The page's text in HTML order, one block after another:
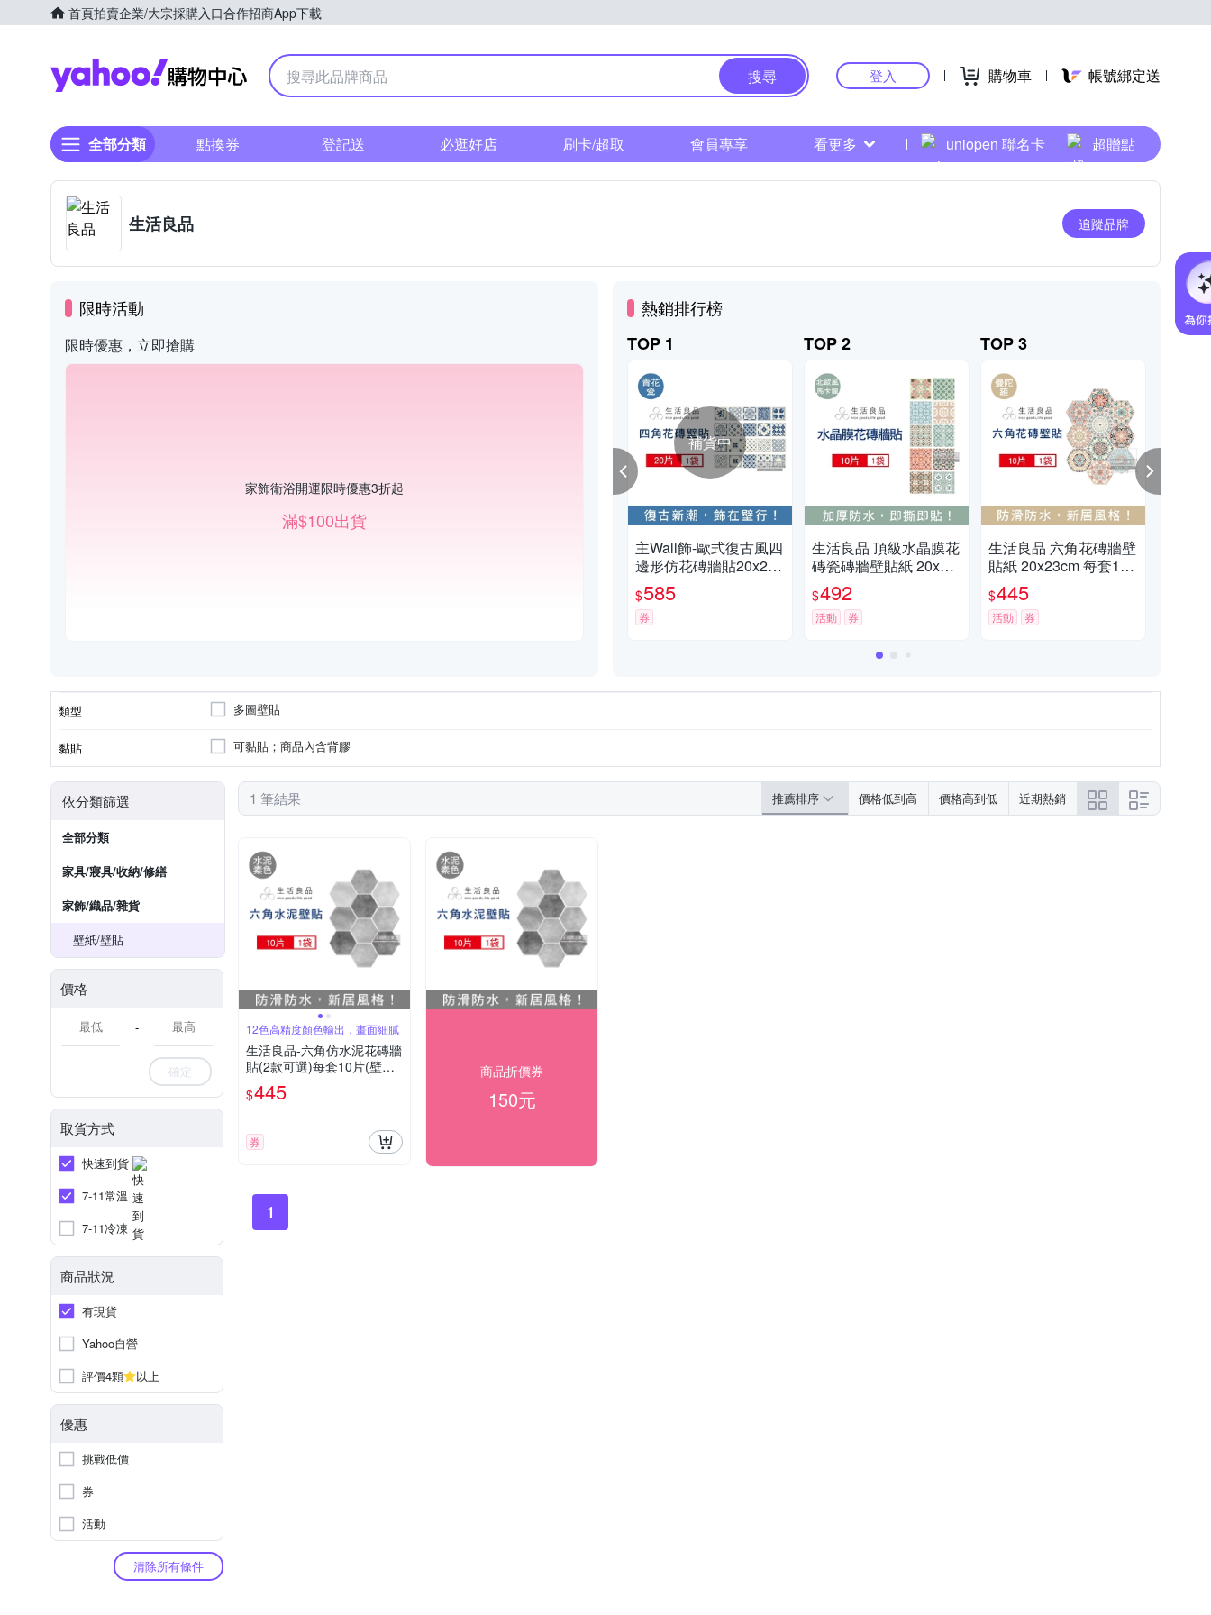
首頁拍賣企業/大宗採購入口合作招商App下載
Yahoo購物中心
搜尋 登入 購物車 帳號綁定送
全部分類 點換券 登記送 必逛好店 刷卡/超取 會員專享 看更多 uniopen 聯名卡 超贈點
生活良品 追蹤品牌
限時活動
限時優惠，立即搶購
家飾衛浴開運限時優惠3折起
滿$100出貨
熱銷排行榜
TOP 1
補貨中
主Wall飾-歐式復古風四
邊形仿花磚牆貼20x20c
m(3款可選)20片/袋(牆
壁貼皮防水磚貼,奢華風
格壁紙,仿四角磁磚牆
$585
券
TOP 2
生活良品 頂級水晶膜花
磚瓷磚牆壁貼紙 20x20
cm 每套10片-北歐風馬
卡龍
$492
活動 券
TOP 3
生活良品 六角花磚牆壁
貼紙 20x23cm 每套10
片 兩款可選 (防水即撕
即貼)
$445
活動 券
類型 多圖壁貼
黏貼 可黏貼；商品內含背膠
依分類篩選
全部分類
家具/寢具/收納/修繕
家飾/織品/雜貨
壁紙/壁貼
價格
-
確定
取貨方式
快速到貨
7-11常溫
7-11冷凍
商品狀況
有現貨
Yahoo自營
評價4顆
以上
優惠
挑戰低價
券
活動
清除所有條件
1 筆結果 推薦排序 價格低到高 價格高到低 近期熱銷
12色高精度顏色輸出，畫面細膩
生活良品-六角仿水泥花磚牆
貼(2款可選)每套10片(壁貼
地板貼紙,復古風格壁紙,仿
六角磁磚牆貼,DIY防水即撕
牆面家飾貼紙)
$445
券
商品折價券
150元
1